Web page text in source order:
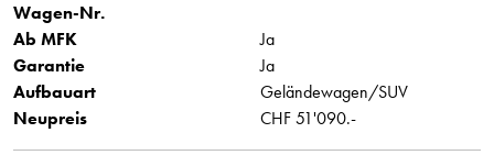
Wagen-Nr.
Ab MFK
Ja
Garantie
Ja
Aufbauart
Geländewagen/SUV
Neupreis
CHF 51'090.-